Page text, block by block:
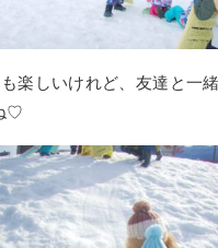
楽しいけれど、友達と一
♡